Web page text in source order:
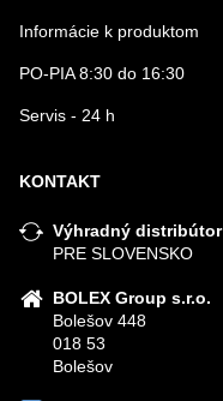
Informácie k produktom
PO-PIA 8:30 do 16:30
Servis - 24 h
KONTAKT
Výhradný distribútor
PRE SLOVENSKO
BOLEX Group s.r.o.
Bolešov 448
018 53
Bolešov